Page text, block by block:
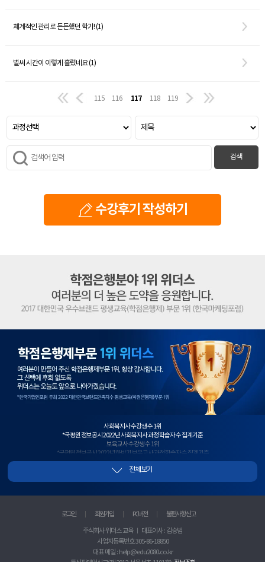
체계적인 관리로 든든했던 학기! (1)
벌써 시간이 이렇게 흘렀네요 (1)
115 116 117 118 119
검색
수강후기 작성하기
사회복지사 수강생 수 1위
*국평원 정보공시 2022년 사회복지사 과정 학습자 수 집계기준
보육교사 수강생 수 1위
*국평원 정보공시 2022년 하반기 보육교사 과정 학습자 수 집계기준
사회복지사+보육교사 수강생 수 1위
*국평원 정보공시, 2022년 하반기 사회복지사+보육교사 과정 이수 과목 학습자 수 합산 기준
청소년지도사 수강생 수 1위
실습과목 수강생 수 1위
사이트 방문자수 1위
*랭키닷컴 2018년 3월 2주차 기준
우수 브랜드 대상 1위
*한국마케팅포럼 선정 2017 대한민국 우수브랜드 대상 평생교육(학점은행) 부문
전체보기
로그인 회원가입 PC버전 불편사항 신고
주식회사 위더스 교육 ㅣ 대표이사 : 김승범
사업자등록번호 305-86-18850
대표 메일 : help@edu2080.co.kr